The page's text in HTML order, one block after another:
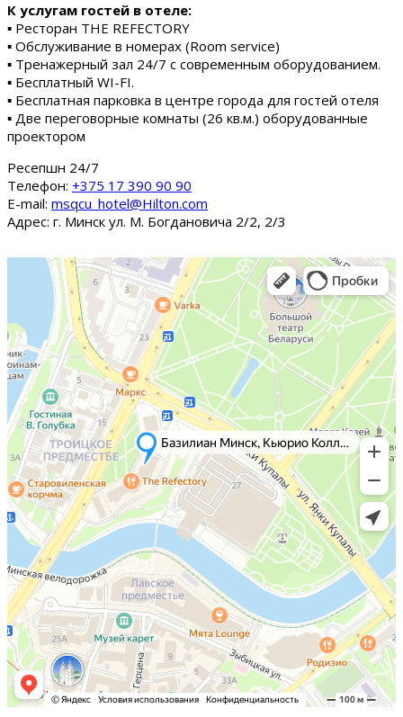
К услугам гостей в отеле:
▪ Ресторан THE REFECTORY
▪ Обслуживание в номерах (Room service)
▪ Тренажерный зал 24/7 с современным оборудованием.
▪ Бесплатный WI-FI.
▪ Бесплатная парковка в центре города для гостей отеля
▪ Две переговорные комнаты (26 кв.м.) оборудованные
проектором
Ресепшн 24/7
Tелефон: +375 17 390 90 90
E-mail: msqcu_hotel@Hilton.com
Адрес: г. Минск ул. М. Богдановича 2/2, 2/3